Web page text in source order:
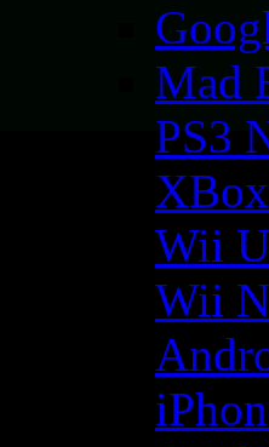
Mad
PS3
Wii
Wii